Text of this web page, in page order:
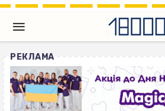
РЕКЛАМА